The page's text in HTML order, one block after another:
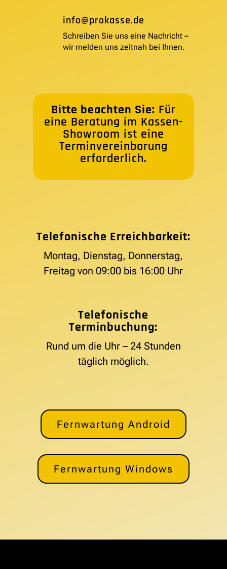
info@prokasse.de
Schreiben Sie uns eine Nachricht –
wir melden uns zeitnah bei Ihnen.
Bitte beachten Sie: Für
eine Beratung im Kassen-
Showroom ist eine
Terminvereinbarung
erforderlich.
Telefonische Erreichbarkeit:
Montag, Dienstag, Donnerstag,
Freitag von 09:00 bis 16:00 Uhr
Telefonische
Terminbuchung:
Rund um die Uhr – 24 Stunden
täglich möglich.
Fernwartung Android
Fernwartung Windows